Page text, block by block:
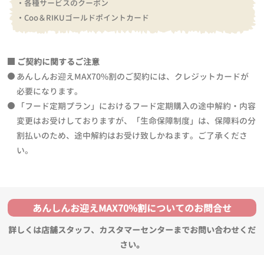
・各種サービスのクーポン
・Coo＆RIKUゴールドポイントカード
ご契約に関するご注意
あんしんお迎えMAX70%割のご契約には、クレジットカードが
必要になります。
「フード定期プラン」におけるフード定期購入の途中解約・内容
変更はお受けしておりますが、「生命保障制度」は、保障料の分
割払いのため、途中解約はお受け致しかねます。ご了承くださ
い。
あんしんお迎えMAX70%割についてのお問合せ
詳しくは店舗スタッフ、カスタマーセンターまでお問い合わせくだ
さい。